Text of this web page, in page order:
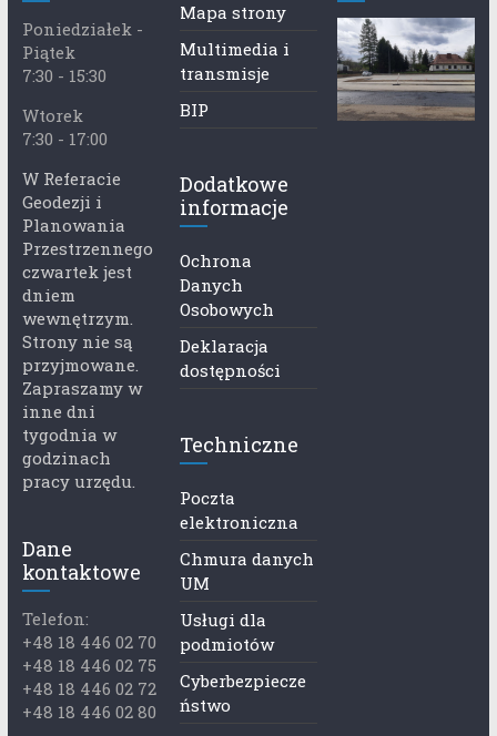
Poniedziałek -
Piątek
7:30 - 15:30
Wtorek
7:30 - 17:00
W Referacie
Geodezji i
Planowania
Przestrzennego
czwartek jest
dniem
wewnętrzym.
Strony nie są
przyjmowane.
Zapraszamy w
inne dni
tygodnia w
godzinach
pracy urzędu.
Dane
kontaktowe
Telefon:
+48 18 446 02 70
+48 18 446 02 75
+48 18 446 02 72
+48 18 446 02 80
Mapa strony
Multimedia i
transmisje
BIP
Dodatkowe
informacje
Ochrona
Danych
Osobowych
Deklaracja
dostępności
Techniczne
Poczta
elektroniczna
Chmura danych
UM
Usługi dla
podmiotów
Cyberbezpiecze
ństwo